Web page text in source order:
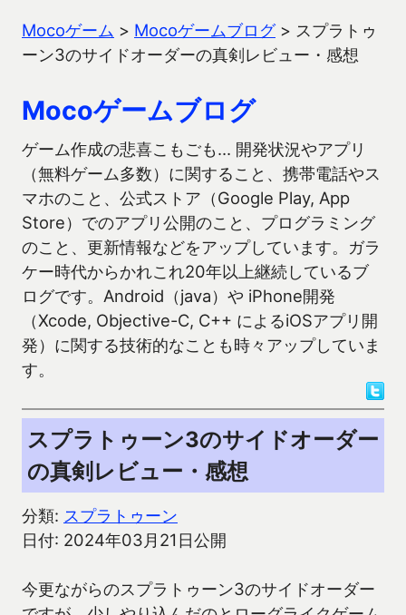
Mocoゲーム > Mocoゲームブログ> スプラトゥ
ーン3のサイドオーダーの真剣レビュー・感想
Mocoゲームブログ
ゲーム作成の悲喜こもごも… 開発状況やアプリ
（無料ゲーム多数）に関すること、携帯電話やス
マホのこと、公式ストア（Google Play, App
Store）でのアプリ公開のこと、プログラミング
のこと、更新情報などをアップしています。ガラ
ケー時代からかれこれ20年以上継続しているブ
ログです。Android（java）や iPhone開発
（Xcode, Objective-C, C++ によるiOSアプリ開
発）に関する技術的なことも時々アップしていま
す。
スプラトゥーン3のサイドオーダー
の真剣レビュー・感想
分類: スプラトゥーン
日付: 2024年03月21日公開
今更ながらのスプラトゥーン3のサイドオーダー